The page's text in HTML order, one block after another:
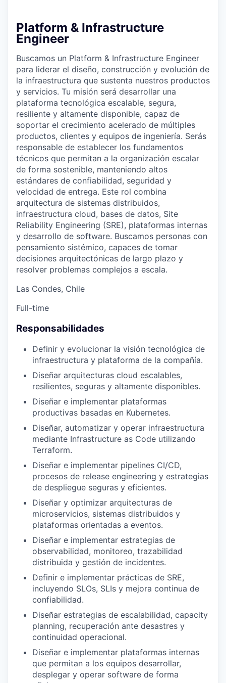
Platform & Infrastructure
Engineer
Buscamos un Platform & Infrastructure Engineer
para liderar el diseño, construcción y evolución de
la infraestructura que sustenta nuestros productos
y servicios. Tu misión será desarrollar una
plataforma tecnológica escalable, segura,
resiliente y altamente disponible, capaz de
soportar el crecimiento acelerado de múltiples
productos, clientes y equipos de ingeniería. Serás
responsable de establecer los fundamentos
técnicos que permitan a la organización escalar
de forma sostenible, manteniendo altos
estándares de confiabilidad, seguridad y
velocidad de entrega. Este rol combina
arquitectura de sistemas distribuidos,
infraestructura cloud, bases de datos, Site
Reliability Engineering (SRE), plataformas internas
y desarrollo de software. Buscamos personas con
pensamiento sistémico, capaces de tomar
decisiones arquitectónicas de largo plazo y
resolver problemas complejos a escala.
Las Condes, Chile
Full-time
Responsabilidades
Definir y evolucionar la visión tecnológica de
infraestructura y plataforma de la compañía.
Diseñar arquitecturas cloud escalables,
resilientes, seguras y altamente disponibles.
Diseñar e implementar plataformas
productivas basadas en Kubernetes.
Diseñar, automatizar y operar infraestructura
mediante Infrastructure as Code utilizando
Terraform.
Diseñar e implementar pipelines CI/CD,
procesos de release engineering y estrategias
de despliegue seguras y eficientes.
Diseñar y optimizar arquitecturas de
microservicios, sistemas distribuidos y
plataformas orientadas a eventos.
Diseñar e implementar estrategias de
observabilidad, monitoreo, trazabilidad
distribuida y gestión de incidentes.
Definir e implementar prácticas de SRE,
incluyendo SLOs, SLIs y mejora continua de
confiabilidad.
Diseñar estrategias de escalabilidad, capacity
planning, recuperación ante desastres y
continuidad operacional.
Diseñar e implementar plataformas internas
que permitan a los equipos desarrollar,
desplegar y operar software de forma